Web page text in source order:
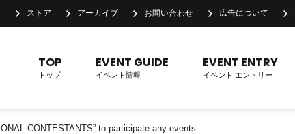
TOP
トップ
EVENT GUIDE
イベント情報
EVENT ENTRY
イベント エントリー
ストア アーカイブ お問い合わせ 広告について
CONTESTANTS” to participate any events.